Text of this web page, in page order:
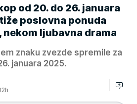
od 20. do 26. januara
poslovna ponuda
nekom ljubavna drama
znaku zvezde spremile za
januara 2025.